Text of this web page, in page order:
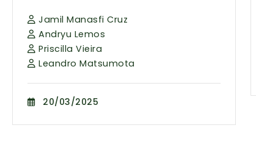
Jamil Manasfi Cruz
Andryu Lemos
Priscilla Vieira
Leandro Matsumota
20/03/2025